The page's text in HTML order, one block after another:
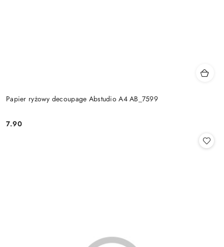
Papier ryżowy decoupage Abstudio A4 AB_7599
Cena:
7.90